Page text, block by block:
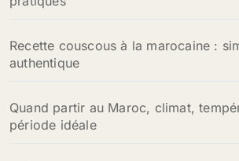
Recette couscous à la marocaine :
authentique
Quand partir au Maroc, climat,
période idéale